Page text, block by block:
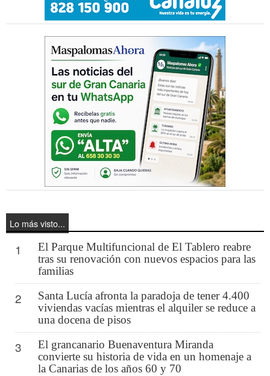
Lo más visto...
1
El Parque Multifuncional de El Tablero reabre
tras su renovación con nuevos espacios para las
familias
2
Santa Lucía afronta la paradoja de tener 4.400
viviendas vacías mientras el alquiler se reduce a
una docena de pisos
3
El grancanario Buenaventura Miranda
convierte su historia de vida en un homenaje a
la Canarias de los años 60 y 70